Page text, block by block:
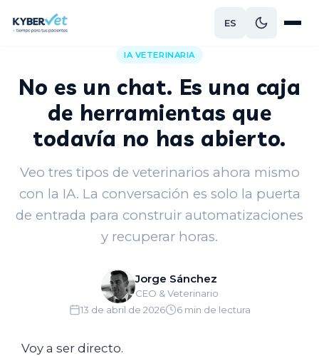
ES
Volver al blog
IA VETERINARIA
No es un chat. Es una caja
de herramientas que
todavía no has abierto.
Veo tres tipos de veterinarios ahora mismo
con la IA. La conversación es solo la puerta
de entrada para construir automatizaciones
y recuperar horas.
Jorge Sánchez
CEO & Veterinario
13 de abril de 2026
6 min de lectura
Voy a ser directo.